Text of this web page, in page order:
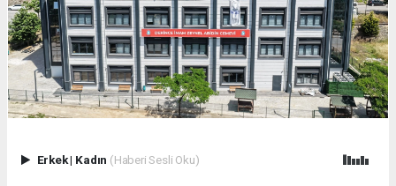
Erkek| Kadın (Haberi Sesli Oku)